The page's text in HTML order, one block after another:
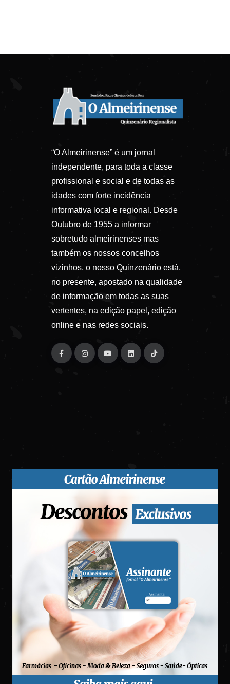
“O Almeirinense” é um jornal
independente, para toda a classe
profissional e social e de todas as
idades com forte incidência
informativa local e regional. Desde
Outubro de 1955 a informar
sobretudo almeirinenses mas
também os nossos concelhos
vizinhos, o nosso Quinzenário está,
no presente, apostado na qualidade
de informação em todas as suas
vertentes, na edição papel, edição
online e nas redes sociais.